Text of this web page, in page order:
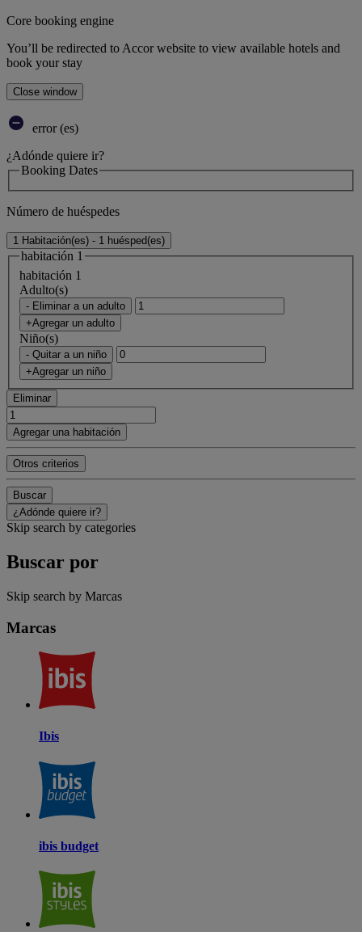
Core booking engine
You’ll be redirected to Accor website to view available hotels and
book your stay
Close window
error (es)
¿Adónde quiere ir?
Booking Dates
Número de huéspedes
1 Habitación(es) - 1 huésped(es)
habitación 1
habitación 1
Adulto(s)
- Eliminar a un adulto
+Agregar un adulto
Niño(s)
- Quitar a un niño
+Agregar un niño
Eliminar
Agregar una habitación
Otros criterios
Buscar
¿Adónde quiere ir?
Skip search by categories
Buscar por
Skip search by Marcas
Marcas
Ibis
ibis budget